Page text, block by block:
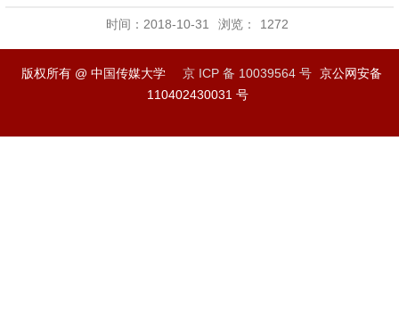
时间：2018-10-31 浏览： 1272
版权所有 @ 中国传媒大学 京 ICP 备 10039564 号 京公网安备
110402430031 号